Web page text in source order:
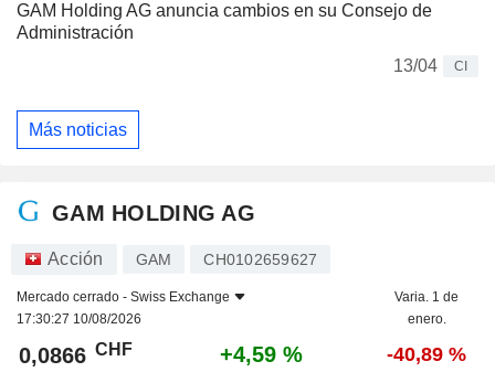
GAM Holding AG anuncia cambios en su Consejo de
Administración
13/04
CI
Más noticias
GAM HOLDING AG
Acción GAM CH0102659627
Mercado cerrado - Swiss Exchange
17:30:27 10/08/2026
Varia. 1 de
enero.
0,0866 CHF +4,59 % -40,89 %